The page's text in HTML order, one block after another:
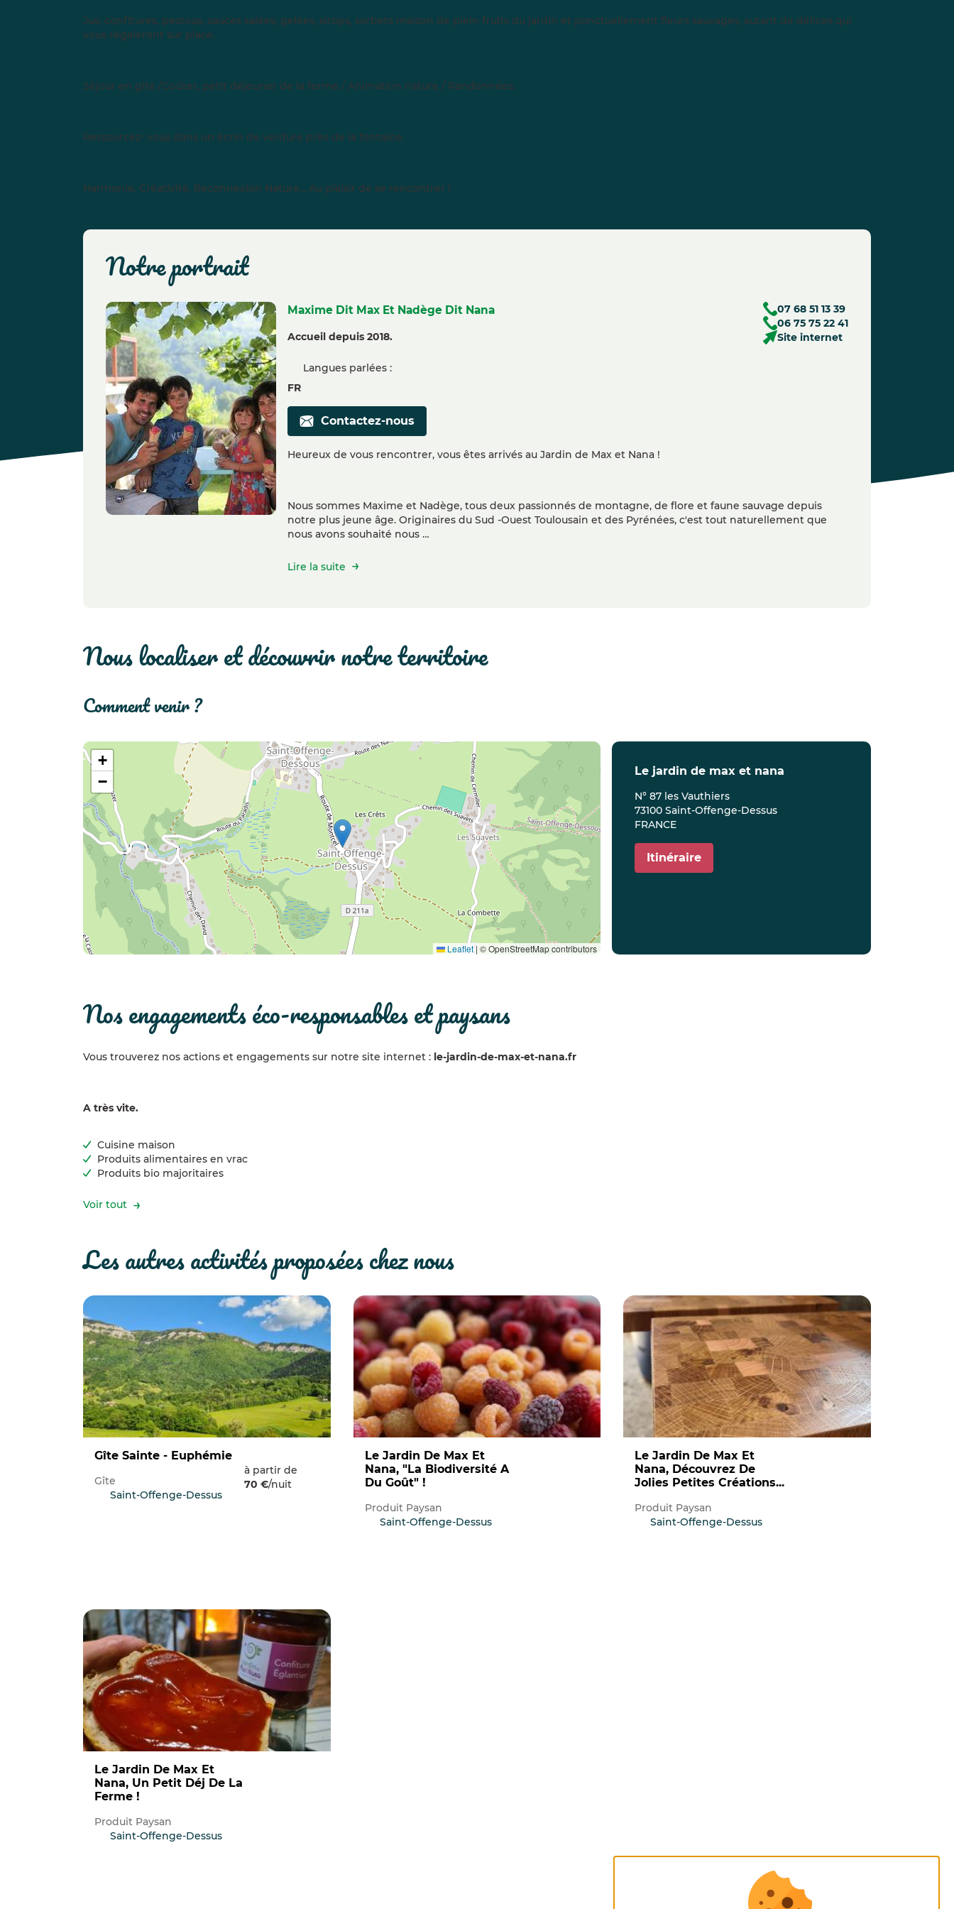
Jus, confitures, pestous, sauces salées, gelées, sirops, sorbets maison de plein fruits du jardin et ponctuellement fleurs sauvages, autant de délices qui
vous régaleront sur place.
Séjour en gîte /Goûter, petit déjeuner de la ferme / Animation nature / Randonnées.
Ressourcez- vous dans un écrin de verdure près de la fontaine.
Harmonie, Créativité, Reconnexion Nature... Au plaisir de se rencontrer !
notre portrait
Maxime Dit Max Et Nadège Dit Nana
Accueil depuis 2018.
07 68 51 13 39
06 75 75 22 41
Site internet
Langues parlées :
FR
Contactez-nous
Heureux de vous rencontrer, vous êtes arrivés au Jardin de Max et Nana !
Nous sommes Maxime et Nadège, tous deux passionnés de montagne, de flore et faune sauvage depuis
notre plus jeune âge. Originaires du Sud -Ouest Toulousain et des Pyrénées, c'est tout naturellement que
nous avons souhaité nous …
Lire la suite
nous localiser et découvrir notre territoire
comment venir ?
+
−
Leaflet | © OpenStreetMap contributors
le jardin de max et nana
N° 87 les Vauthiers
73100 Saint-Offenge-Dessus
FRANCE
Itinéraire
nos engagements éco-responsables et paysans
Vous trouverez nos actions et engagements sur notre site internet : le-jardin-de-max-et-nana.fr
A très vite.
Cuisine maison
Produits alimentaires en vrac
Produits bio majoritaires
Voir tout
les autres activités proposées chez nous
Gîte Sainte - Euphémie
Gîte
Saint-Offenge-Dessus
à partir de
70 €/nuit
Le Jardin De Max Et
Nana, "La Biodiversité A
Du Goût" !
Produit Paysan
Saint-Offenge-Dessus
Le Jardin De Max Et
Nana, Découvrez De
Jolies Petites Créations...
Produit Paysan
Saint-Offenge-Dessus
Le Jardin De Max Et
Nana, Un Petit Déj De La
Ferme !
Produit Paysan
Saint-Offenge-Dessus